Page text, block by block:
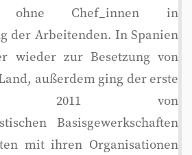
ohne Chef_innen in
der Arbeitenden. In Spanien
wieder zur Besetzung von
außerdem ging der erste
2011 von
Basisgewerkschaften
mit ihren Organisationen